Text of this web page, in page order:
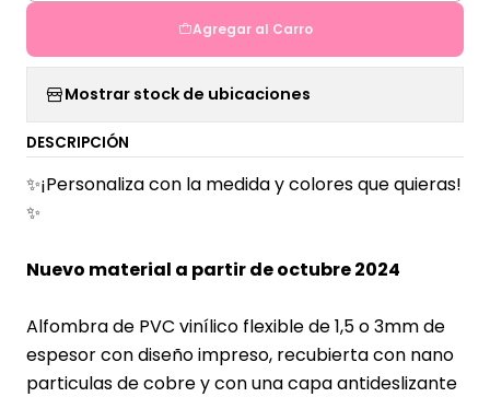
Agregar al Carro
Mostrar stock de ubicaciones
DESCRIPCIÓN
✨¡Personaliza con la medida y colores que quieras!
✨
Nuevo material a partir de octubre 2024
Alfombra de PVC vinílico flexible de 1,5 o 3mm de
espesor con diseño impreso, recubierta con nano
particulas de cobre y con una capa antideslizante